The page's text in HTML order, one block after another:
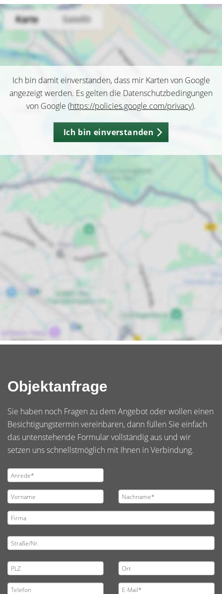
Ich bin damit einverstanden, dass mir Karten von Google
angezeigt werden. Es gelten die Datenschutzbedingungen
von Google (https://policies.google.com/privacy).
Ich bin einverstanden
Objektanfrage
Sie haben noch Fragen zu dem Angebot oder wollen einen
Besichtigungstermin vereinbaren, dann füllen Sie einfach
das untenstehende Formular vollständig aus und wir
setzen uns schnellstmöglich mit Ihnen in Verbindung.